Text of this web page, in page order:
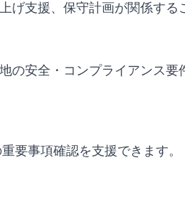
支援、保守計画が関係する
の安全・コンプライアンス要
要事項確認を支援できます。